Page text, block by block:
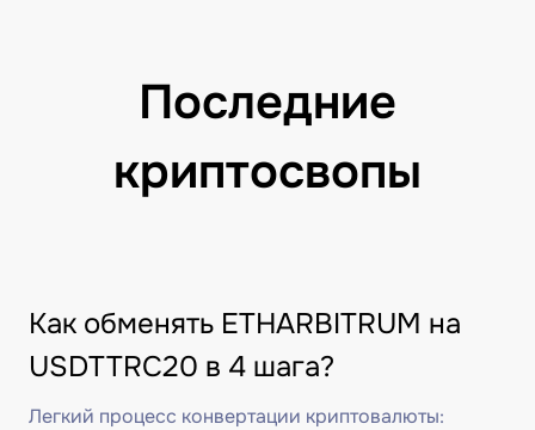
Последние
криптосвопы
Как обменять ETHARBITRUM на
USDTTRC20 в 4 шага?
Легкий процесс конвертации криптовалюты: